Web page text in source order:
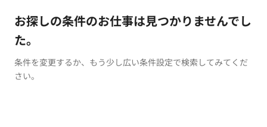
お探しの条件のお仕事は見つかりませんでし
た。
条件を変更するか、もう少し広い条件設定で検索してみてくだ
さい。